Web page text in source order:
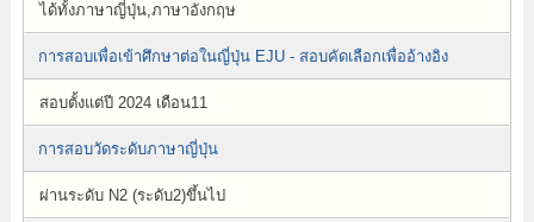
ได้ทั้งภาษาญี่ปุ่น,ภาษาอังกฤษ
การสอบเพื่อเข้าศึกษาต่อในญี่ปุ่น EJU - สอบคัดเลือกเพื่ออ้างอิง
สอบตั้งแต่ปี 2024 เดือน11
การสอบวัดระดับภาษาญี่ปุ่น
ผ่านระดับ N2 (ระดับ2)ขึ้นไป